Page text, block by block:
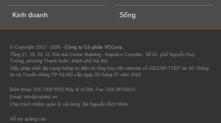
Kinh doanh Sống
© Copyright 2012 - 2026 - Công ty Cổ phần VCCorp.
Tầng 17, 19, 20, 21 Toà nhà Center Building - Hapulico Complex, Số 01, phố Nguyễn Huy
Tưởng, phường Thanh Xuân, thành phố Hà Nội
Giấy phép thiết lập trang thông tin điện tử tổng hợp trên internet số 3321/GP-TTĐT do Sở Thông
tin và Truyền thông TP Hà Nội cấp ngày 03 tháng 07 năm 2019.
Điện thoại: 024 7309 5555 Máy lẻ 41294. Fax: 024-39743413
Email: info@cafebiz.vn
Chịu trách nhiệm quản lý nội dung: Bà Nguyễn Bích Minh
Hỗ trợ quảng cáo: